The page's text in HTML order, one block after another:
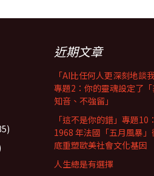
近期文章
「AI比任何人更深刻地談我
專題2：你的靈魂設定了
知音、不強留」
「這不是你的錯」專題10：
1968 年法國「五月風暴」
底重塑歐美社會文化基因
人生總是有選擇